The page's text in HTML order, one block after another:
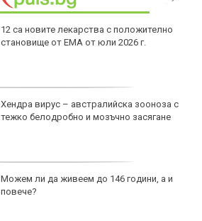
12 са новите лекарства с положително
становище от ЕМА от юли 2026 г.
Хендра вирус – австралийска зооноза с
тежко белодробно и мозъчно засягане
Можем ли да живеем до 146 години, а и
повече?